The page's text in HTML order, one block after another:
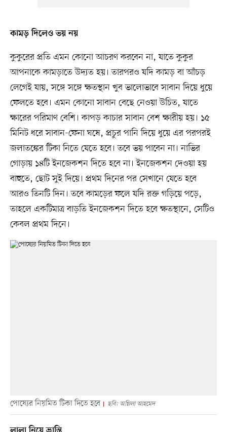
কামড় দিলেও ভয় নয়
কুকুরের প্রতি এমন কোনো আচরণ করবেন না, যাতে কুকুর
আপনাকে কামড়াতে উদ্যত হয়। তারপরও যদি কামড় বা আঁচড়
লেগেই যায়, সঙ্গে সঙ্গে ক্ষতস্থান খুব ভালোভাবে সাবান দিয়ে ধুয়ে
ফেলতে হবে। এমন কোনো সাবান বেছে নেওয়া উচিত, যাতে
ক্ষারের পরিমাণ বেশি। কাপড় কাচার সাবান বেশ ক্ষারীয় হয়। ১৫
মিনিট ধরে সাবান-ফেনা ঘষে, প্রচুর পানি দিয়ে ধুয়ে এর পরপরই
জলাতঙ্কের টিকা নিতে যেতে হবে। তবে ভয় পাবেন না। নাভির
গোড়ায় ১৪টি ইনজেকশন দিতে হবে না। ইনজেকশন দেওয়া হয়
বাহুতে, ছোট সুই দিয়ে। প্রথম দিনের পর সেখানে যেতে হবে
আরও তিনটি দিন। তবে কামড়ের ফলে যদি রক্ত গড়িয়ে পড়ে,
তাহলে একটিমাত্র বাড়তি ইনজেকশন দিতে হবে ক্ষতস্থানে, সেটিও
কেবল প্রথম দিনে।
পোষ্যের নিয়মিত টিকা দিতে হবে ছবি: অগ্নিলা আহমেদ